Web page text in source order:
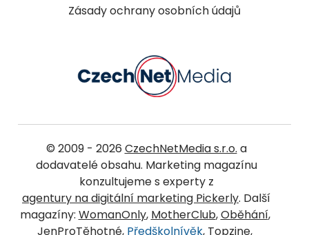
Zásady ochrany osobních údajů
© 2009 - 2026 CzechNetMedia s.r.o. a
dodavatelé obsahu. Marketing magazínu
konzultujeme s experty z
agentury na digitální marketing Pickerly. Další
magazíny: WomanOnly, MotherClub,Oběhání,
JenProTěhotné, Předškolnívěk, Topzine,